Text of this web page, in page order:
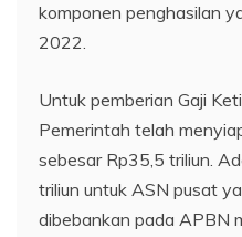
komponen penghasilan
2022.
Untuk pemberian Gaji
Pemerintah telah
sebesar Rp35,5 triliun.
triliun untuk ASN pusat
dibebankan pada APBN